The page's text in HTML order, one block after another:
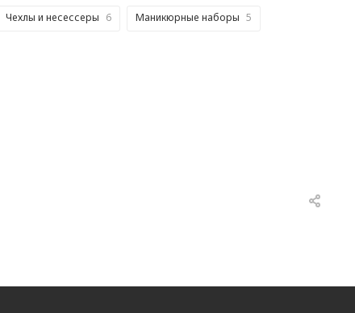
Чехлы и несессеры 6 Маникюрные наборы 5